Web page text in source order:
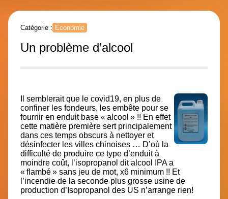
Catégorie : Economie
Un problème d’alcool
Il semblerait que le covid19, en plus de
confiner les fondeurs, les embête pour se
fournir en enduit base « alcool » !! En effet
cette matière première sert principalement
dans ces temps obscurs à nettoyer et
désinfecter les villes chinoises … D’où la
difficulté de produire ce type d’enduit à
moindre coût, l’isopropanol dit alcool IPA a
« flambé » sans jeu de mot, x6 minimum !! Et
l’incendie de la seconde plus grosse usine de
production d’Isopropanol des US n’arrange rien!